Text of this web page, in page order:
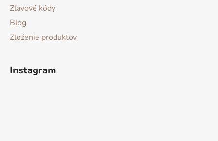
Zľavové kódy
Blog
Zloženie produktov
Instagram